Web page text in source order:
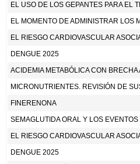
DENGUE 2025
FINERENONA
DENGUE 2025